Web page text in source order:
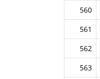
560
561
562
563